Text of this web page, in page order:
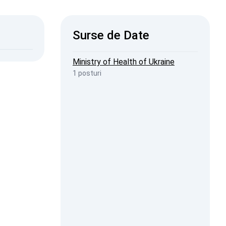
Surse de Date
Ministry of Health of Ukraine
1 posturi